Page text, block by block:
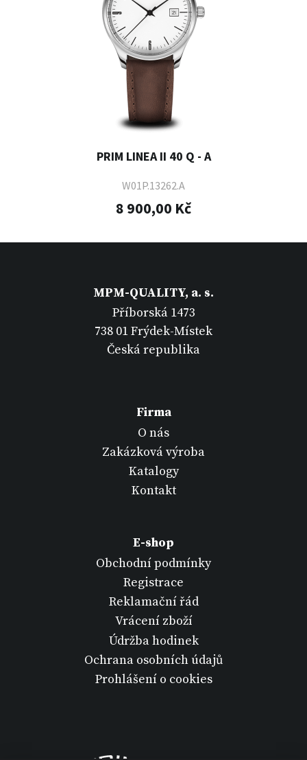
PRIM LINEA II 40 Q - A
W01P.13262.A
8 900,00 Kč
MPM-QUALITY, a. s.
Příborská 1473
738 01 Frýdek-Místek
Česká republika
Firma
O nás
Zakázková výroba
Katalogy
Kontakt
E-shop
Obchodní podmínky
Registrace
Reklamační řád
Vrácení zboží
Údržba hodinek
Ochrana osobních údajů
Prohlášení o cookies